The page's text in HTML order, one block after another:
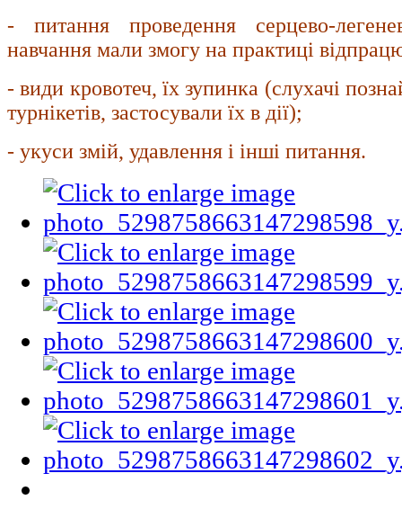
- питання проведення серцево-
навчання мали змогу на практиці
- види кровотеч, їх зупинка (слухачі
турнікетів, застосували їх в дії);
- укуси змій, удавлення і інші питання.